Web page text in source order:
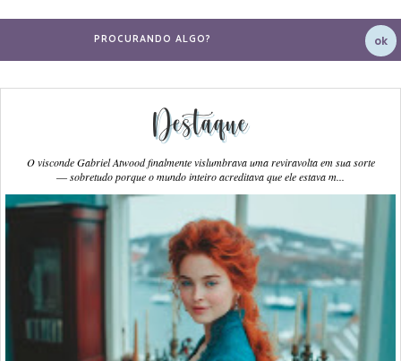
Destaque
O visconde Gabriel Atwood finalmente vislumbrava uma reviravolta em sua sorte
― sobretudo porque o mundo inteiro acreditava que ele estava m...